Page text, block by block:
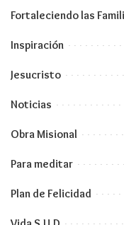
Fortaleciendo las
Inspiración
Jesucristo
Noticias
Obra Misional
Para meditar
Plan de Felicidad